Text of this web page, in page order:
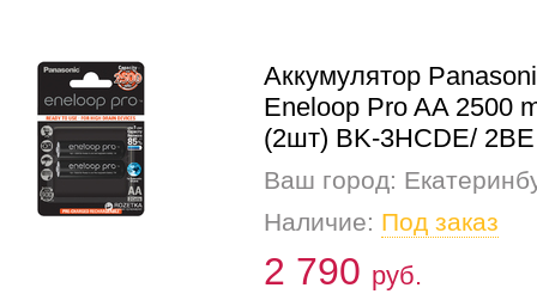
Аккумулятор
Eneloop Pro AA 2500
(2шт) BK-3HCDE/ 2BE
Ваш город:
Наличие: Под заказ
2 790 руб.